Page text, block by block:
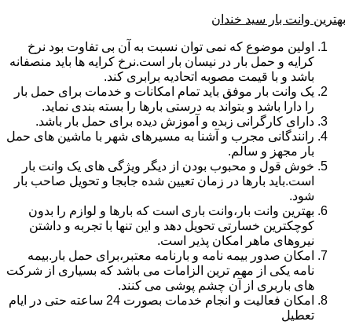
بهترین وانت بار سید خندان
اولین موضوع که نمی توان نسبت به آن بی تفاوت بود نرخ
کرایه و حمل بار در نیسان بار است.نرخ کرایه ها باید منصفانه
باشد و با قیمت مصوبه اتحادیه برابری کند.
یک وانت بار موفق باید تمام امکانات و خدمات برای حمل بار
را دارا باشد و بتواند به درستی بارها را بسته بندی نماید.
دارای کارگرانی زبده و آموزش دیده برای حمل بار باشد.
رانندگانی مجرب و آشنا به مسیرهای شهر با ماشین های حمل
بار مجهز و سالم.
خوش قول و محبوب بودن از دیگر ویژگی های یک وانت بار
است.باید بارها در زمان تعیین شده جابجا و تحویل صاحب بار
شود.
بهترین وانت بار،وانت باری است که بارها و لوازم را بدون
کوچکترین خسارتی تحویل دهد و این تنها با تجربه و داشتن
نیروهای ماهر امکان پذیر است.
امکان صدور بیمه نامه و بارنامه معتبر،برای حمل بار.بیمه
نامه یکی از مهم ترین الزامات می باشد که بسیاری از شرکت
های باربری از آن چشم پوشی می کنند.
امکان فعالیت و انجام خدمات بصورت 24 ساعته حتی در ایام
تعطیل